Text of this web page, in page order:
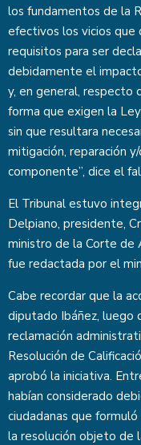
los fundamentos de la
efectivos los vicios que
requisitos para ser
debidamente el
y, en general,
forma que exigen la
sin que resultara
mitigación, reparación
componente”, dice el
El Tribunal estuvo
Delpiano, presidente,
ministro de la Corte de
fue redactada por el
Cabe recordar que la
diputado Ibáñez, luego
reclamación
Resolución de
aprobó la iniciativa.
habían considerado
ciudadanas que
la resolución objeto de